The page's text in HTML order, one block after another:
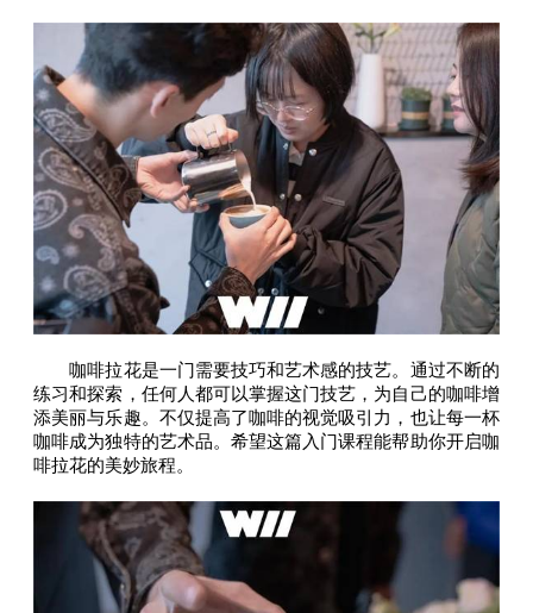
咖啡拉花是一门需要技巧和艺术感的技艺。通过不断的
练习和探索，任何人都可以掌握这门技艺，为自己的咖啡增
添美丽与乐趣。不仅提高了咖啡的视觉吸引力，也让每一杯
咖啡成为独特的艺术品。希望这篇入门课程能帮助你开启咖
啡拉花的美妙旅程。